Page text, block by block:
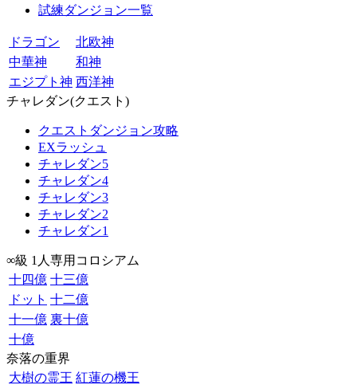
試練ダンジョン一覧
ドラゴン
北欧神
中華神
和神
エジプト神 西洋神
チャレダン(クエスト)
クエストダンジョン攻略
EXラッシュ
チャレダン5
チャレダン4
チャレダン3
チャレダン2
チャレダン1
∞級 1人専用コロシアム
十四億 十三億
ドット 十二億
十一億 裏十億
十億
奈落の重界
大樹の霊王 紅蓮の機王